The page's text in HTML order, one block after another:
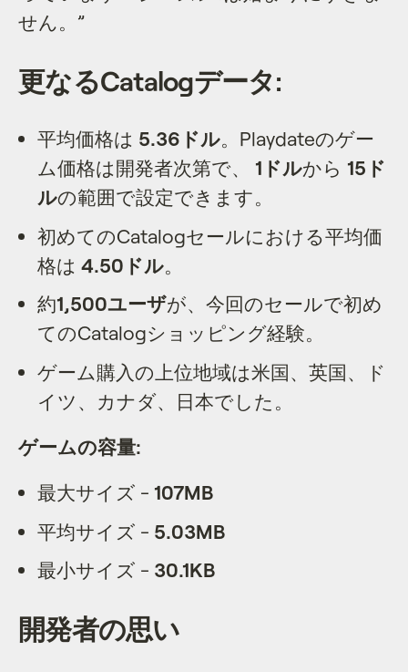
せん。”
更なるCatalogデータ:
平均価格は 5.36ドル。Playdateのゲー
ム価格は開発者次第で、 1ドルから 15ド
ルの範囲で設定できます。
初めてのCatalogセールにおける平均価
格は4.50ドル。
約1,500ユーザが、今回のセールで初め
てのCatalogショッピング経験。
ゲーム購入の上位地域は米国、英国、ド
イツ、カナダ、日本でした。
ゲームの容量:
最大サイズ - 107MB
平均サイズ - 5.03MB
最小サイズ - 30.1KB
開発者の思い